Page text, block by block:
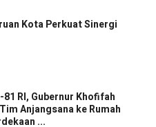
Kota Perkuat Sinergi
RI, Gubernur Khofifah
Anjangsana ke Rumah
...